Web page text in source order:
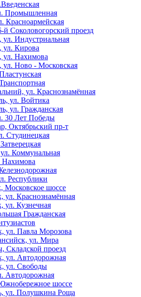
Промышленная
Красноармейская
й Соколовогорский проезд
ул. Индустриальная
ул. Кирова
ул. Нахимова
ул. Ново - Московская
ул. Краснознамённая
ул. Войтика
ул. Гражданская
30 Лет Победы
Октябрьский пр-т
Студинецкая
Коммунальная
Нахимова
Республики
Московское шоссе
ул. Краснознамённая
ул. Кузнечная
Гражданская
ул. Павла Морозова
ул. Мира
Складской проезд
ул. Автодорожная
ул. Свободы
Автодорожная
шоссе
ул. Полушкина Роща